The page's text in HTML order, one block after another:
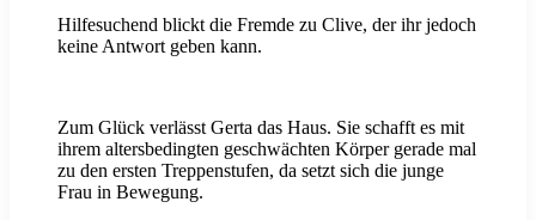
Hilfesuchend blickt die Fremde zu Clive, der ihr jedoch
keine Antwort geben kann.
Zum Glück verlässt Gerta das Haus. Sie schafft es mit
ihrem altersbedingten geschwächten Körper gerade mal
zu den ersten Treppenstufen, da setzt sich die junge
Frau in Bewegung.